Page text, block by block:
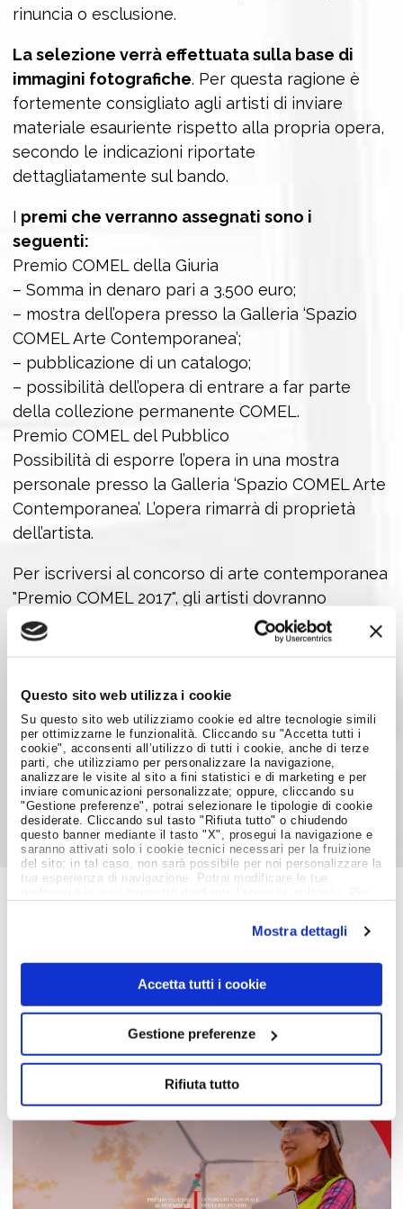
Questo sito web utilizza i cookie
Su questo sito web utilizziamo cookie ed altre tecnologie simili
per ottimizzarne le funzionalità. Cliccando su "Accetta tutti i
cookie", acconsenti all’utilizzo di tutti i cookie, anche di terze
parti, che utilizziamo per personalizzare la navigazione,
analizzare le visite al sito a fini statistici e di marketing e per
inviare comunicazioni personalizzate; oppure, cliccando su
"Gestione preferenze", potrai selezionare le tipologie di cookie
desiderate. Cliccando sul tasto "Rifiuta tutto" o chiudendo
questo banner mediante il tasto "X", prosegui la navigazione e
saranno attivati solo i cookie tecnici necessari per la fruizione
del sito; in tal caso, non sarà possibile per noi personalizzare la
tua esperienza di navigazione. Potrai modificare le tue
Mostra dettagli
Accetta tutti i cookie
Gestione preferenze
Rifiuta tutto
rinuncia o esclusione.
La selezione verrà effettuata sulla base di
immagini fotografiche. Per questa ragione è
fortemente consigliato agli artisti di inviare
materiale esauriente rispetto alla propria opera,
secondo le indicazioni riportate
dettagliatamente sul bando.
I premi che verranno assegnati sono i
seguenti:
Premio COMEL della Giuria
– Somma in denaro pari a 3.500 euro;
– mostra dell’opera presso la Galleria ‘Spazio
COMEL Arte Contemporanea’;
– pubblicazione di un catalogo;
– possibilità dell’opera di entrare a far parte
della collezione permanente COMEL.
Premio COMEL del Pubblico
Possibilità di esporre l’opera in una mostra
personale presso la Galleria ‘Spazio COMEL Arte
Contemporanea’. L’opera rimarrà di proprietà
dell’artista.
Per iscriversi al concorso di arte contemporanea
"Premio COMEL 2017", gli artisti dovranno
compilare il seguente
di adesione
online. Dalla stessa pagina è possibile visionare
Condividi su:
Notizie dal Mondo del Lavoro